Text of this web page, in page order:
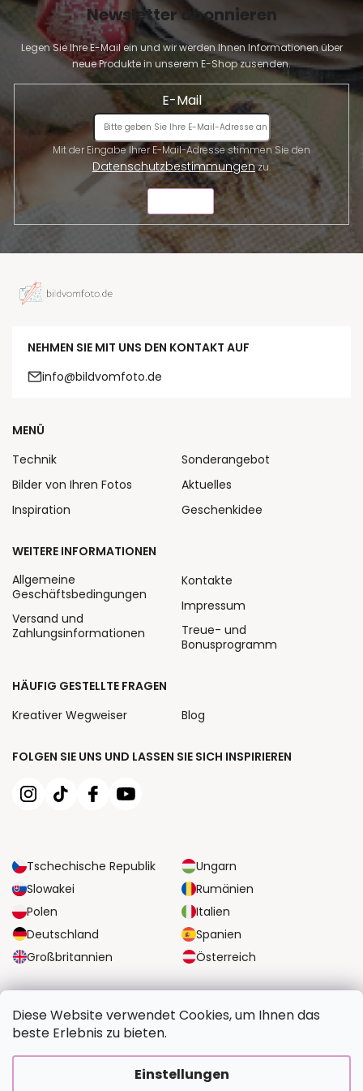
Diese Website verwendet Cookies, um Ihnen das
beste Erlebnis zu bieten.
Einstellungen
Newsletter abonnieren
Legen Sie Ihre E-Mail ein und wir werden Ihnen Informationen über
neue Produkte in unserem E-Shop zusenden.
E-Mail
Datenschutzbestimmungenzu.
NEHMEN SIE MIT UNS DEN KONTAKT AUF
info@bildvomfoto.de
FOLGEN SIE UNS UND LASSEN SIE SICH INSPIRIEREN
Tschechische Republik
Ungarn
Slowakei
Rumänien
Polen
Italien
Deutschland
Spanien
Großbritannien
Österreich
MENÜ
Technik
Bilder von Ihren Fotos
Inspiration
Sonderangebot
Aktuelles
Geschenkidee
WEITERE INFORMATIONEN
Allgemeine
Geschäftsbedingungen
Versand und
Zahlungsinformationen
Kontakte
Impressum
Treue- und
Bonusprogramm
HÄUFIG GESTELLTE FRAGEN
Kreativer Wegweiser
Blog
SICHERE ZAHLUNGSOPTIONEN